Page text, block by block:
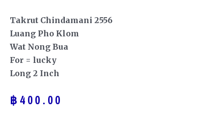
Takrut Chindamani 2556
Luang Pho Klom
Wat Nong Bua
For = lucky
Long 2 Inch
฿ 400.00